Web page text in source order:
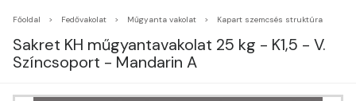
Főoldal Fedővakolat Műgyanta vakolat Kapart szemcsés struktúra
Sakret KH műgyantavakolat 25 kg - K1,5 - V.
Színcsoport - Mandarin A